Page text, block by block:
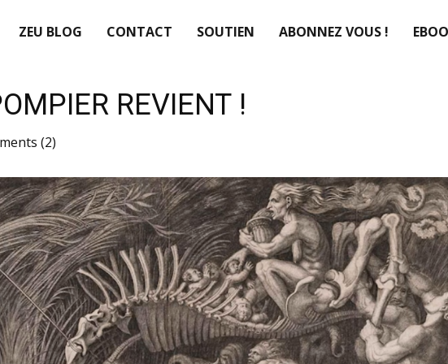
ZEU BLOG CONTACT SOUTIEN ABONNEZ VOUS !
REVIENT !
(2)